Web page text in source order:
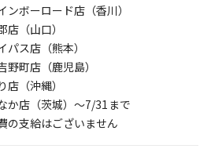
ンボーロード店（香川）
店（山口）
パス店（熊本）
野町店（鹿児島）
店（沖縄）
か店（茨城）～7/31まで
の支給はございません